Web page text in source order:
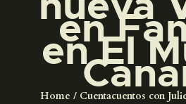
en
en El
Home Cuentacuentos con
EL MUSEO
COLECCIONES